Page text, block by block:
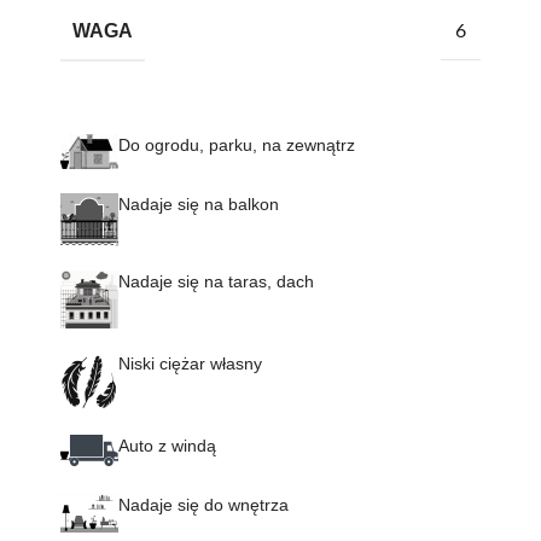
WAGA 6
Do ogrodu, parku, na zewnątrz
Nadaje się na balkon
Nadaje się na taras, dach
Niski ciężar własny
Auto z windą
Nadaje się do wnętrza